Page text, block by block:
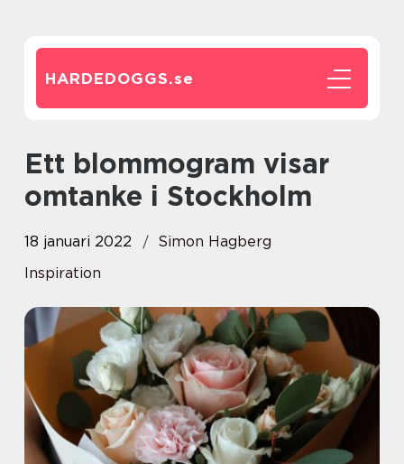
HARDEDOGGS.se
Ett blommogram visar
omtanke i Stockholm
18 januari 2022
Simon Hagberg
Inspiration